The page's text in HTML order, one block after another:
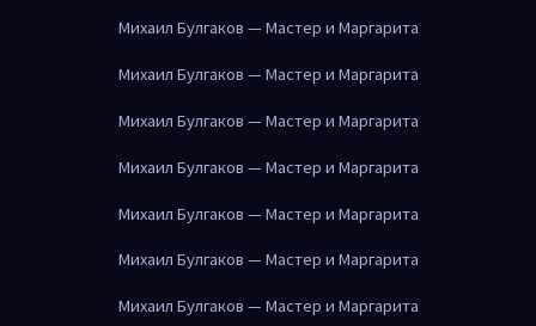
Михаил Булгаков — Мастер и Маргарита
Михаил Булгаков — Мастер и Маргарита
Михаил Булгаков — Мастер и Маргарита
Михаил Булгаков — Мастер и Маргарита
Михаил Булгаков — Мастер и Маргарита
Михаил Булгаков — Мастер и Маргарита
Михаил Булгаков — Мастер и Маргарита